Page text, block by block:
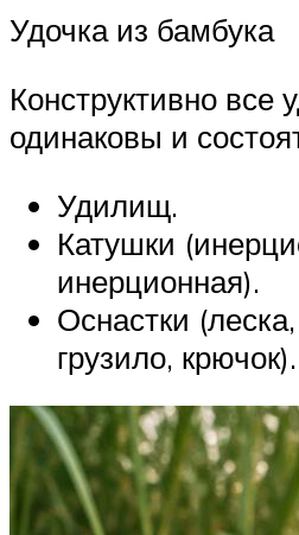
Удочка из бамбука
Конструктивно все
одинаковы и
Удилищ.
Катушки
инерционная).
Оснастки
грузило, крючок).